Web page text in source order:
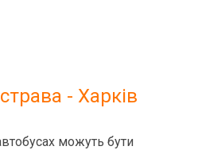
- Харків
можуть бути